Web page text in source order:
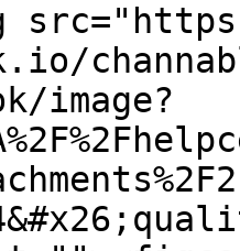
image?